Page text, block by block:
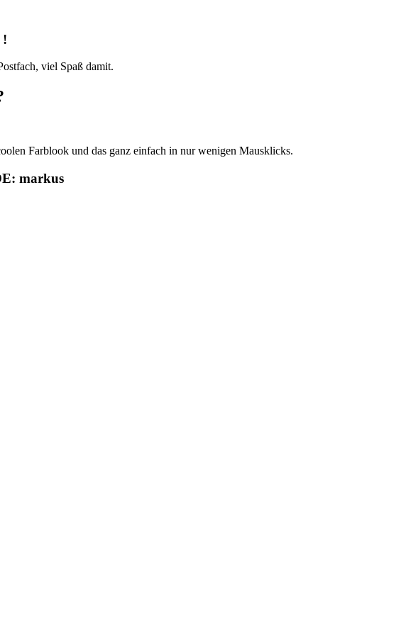
!
viel Spaß damit.
Farblook und das ganz einfach in nur wenigen Mausklicks.
markus